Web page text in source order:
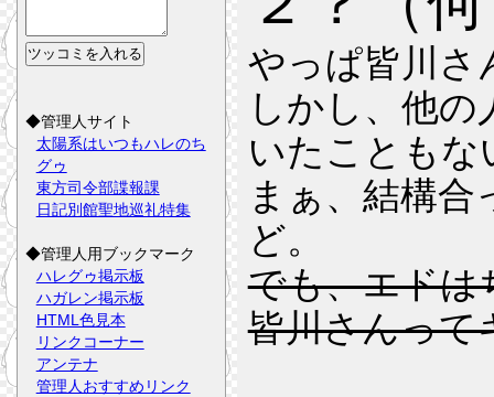
やっぱ皆川さ
しかし、他
いたこともな
まぁ、結構
ど。
でも、エドは
皆川さんって
◆管理人サイト
太陽系はいつもハレのち
グゥ
東方司令部諜報課
日記別館聖地巡礼特集
◆管理人用ブックマーク
ハレグゥ掲示板
ハガレン掲示板
HTML色見本
リンクコーナー
アンテナ
管理人おすすめリンク